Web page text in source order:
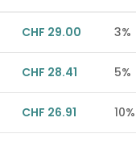
CHF 29.00 3%
CHF 28.41 5%
CHF 26.91 10%